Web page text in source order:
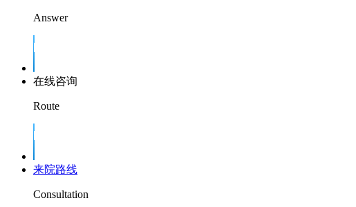
Answer
在线咨询
Route
来院路线
Consultation